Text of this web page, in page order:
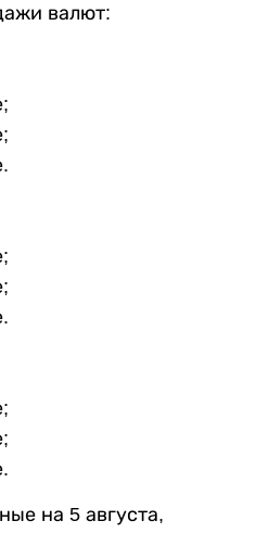
валют:
на 5 августа,